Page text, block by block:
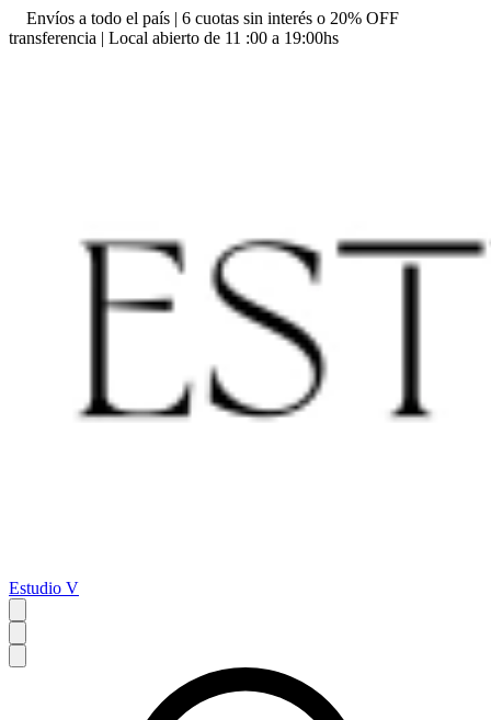
Envíos a todo el país | 6 cuotas sin interés o 20% OFF
transferencia | Local abierto de 11 :00 a 19:00hs
Estudio V